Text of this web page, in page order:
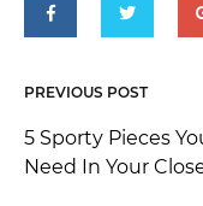
Post
PREVIOUS POST
5 Sporty Pieces
Need In Your